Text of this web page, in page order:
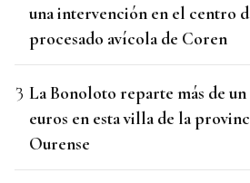
una intervención en el centro
procesado avícola de Coren
La Bonoloto reparte más de
euros en esta villa de la
Ourense